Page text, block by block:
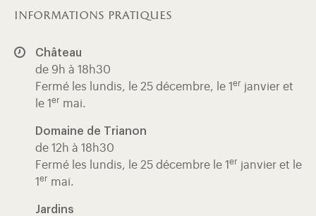
informations pratiques
Château
de 9h à 18h30
Fermé les lundis, le 25 décembre, le 1 er janvier et
le 1 er mai.
Domaine de Trianon
de 12h à 18h30
Fermé les lundis, le 25 décembre le 1 er janvier et le
1 er mai.
Jardins